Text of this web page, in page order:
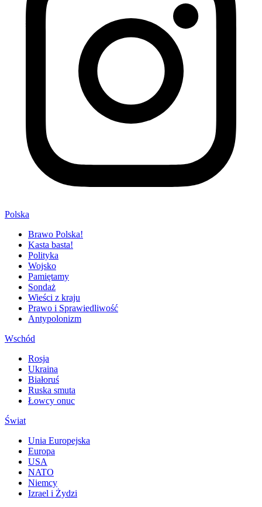
Polska
Brawo Polska!
Kasta basta!
Polityka
Wojsko
Pamiętamy
Sondaż
Wieści z kraju
Prawo i Sprawiedliwość
Antypolonizm
Wschód
Rosja
Ukraina
Białoruś
Ruska smuta
Łowcy onuc
Świat
Unia Europejska
Europa
USA
NATO
Niemcy
Izrael i Żydzi